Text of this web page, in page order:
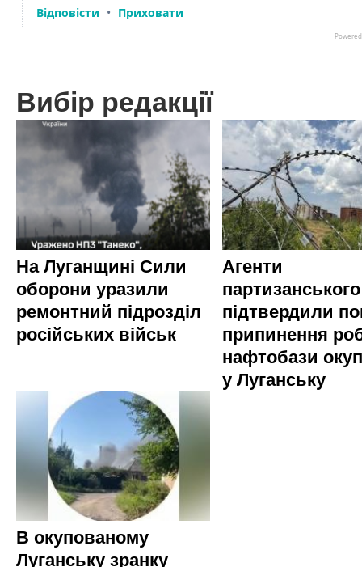
Вибір редакції
На Луганщині Сили
оборони уразили
ремонтний підрозділ
російських військ
Агенти
підтвердили
припинення
нафтобази
у Луганську
В окупованому
Луганську зранку